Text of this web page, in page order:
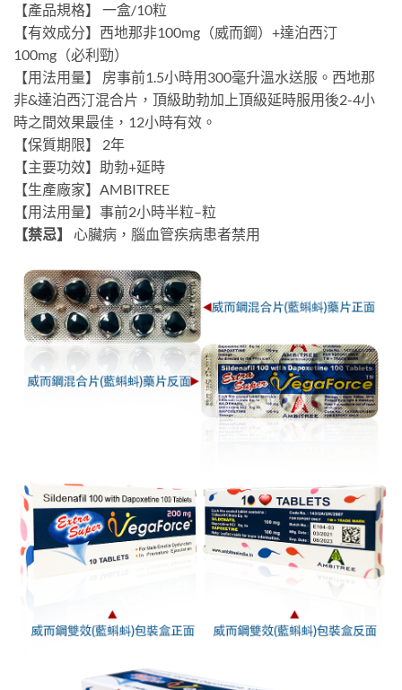
【產品規格】 一盒/10粒
【有效成分】西地那非100mg（威而鋼）+達泊西汀
100mg（必利勁）
【用法用量】 房事前1.5小時用300毫升溫水送服。西地那
非&達泊西汀混合片，頂級助勃加上頂級延時服用後2-4小
時之間效果最佳，12小時有效。
【保質期限】 2年
【主要功效】助勃+延時
【生產廠家】AMBITREE
【用法用量】事前2小時半粒–粒
【禁忌】
心臟病，腦血管疾病患者禁用